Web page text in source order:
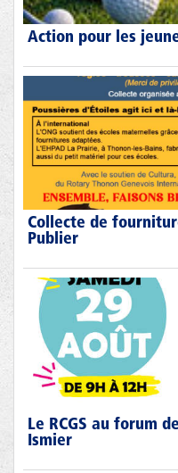
Action pour les
Collecte de
Publier
Le RCGS au forum
Ismier